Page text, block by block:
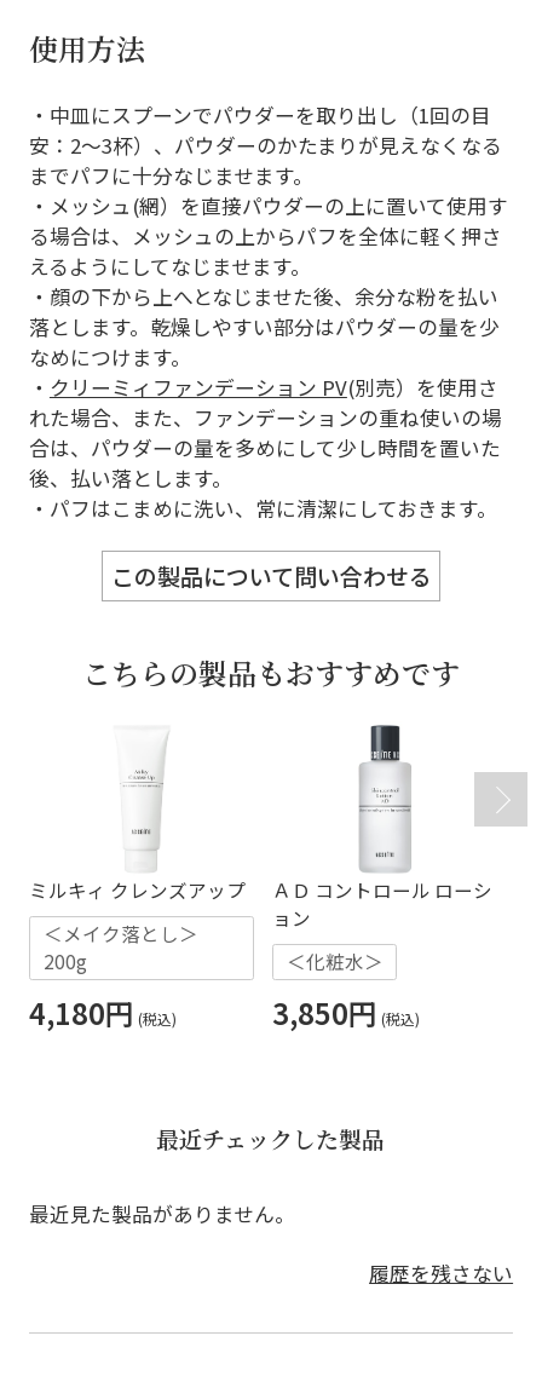
使用方法
・中皿にスプーンでパウダーを取り出し（1回の目
安：2～3杯）、パウダーのかたまりが見えなくなる
までパフに十分なじませます。
・メッシュ(網）を直接パウダーの上に置いて使用す
る場合は、メッシュの上からパフを全体に軽く押さ
えるようにしてなじませます。
・顔の下から上へとなじませた後、余分な粉を払い
落とします。乾燥しやすい部分はパウダーの量を少
なめにつけます。
・ クリーミィファンデーション PV(別売）を使用さ
れた場合、また、ファンデーションの重ね使いの場
合は、パウダーの量を多めにして少し時間を置いた
後、払い落とします。
・パフはこまめに洗い、常に清潔にしておきます。
この製品について問い合わせる
こちらの製品もおすすめです
ミルキィ クレンズアップ
＜メイク落とし＞
200g
4,180円
ＡＤ コントロール ローシ
ョン
＜化粧水＞
3,850円
最近チェックした製品
最近見た製品がありません。
履歴を残さない